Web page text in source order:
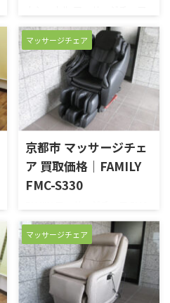
操作も迷いません。 本商品
は、動作確認済みの完動品で
す。リモコンのボタンにも問題
はありません ...
リアルプロGⅡ EP3210を高価買
い取りさせていただきまし
た。新品・中古品 買取のがん
ばり屋は無料出張＆無料査定
で納得の買取価格をご提示！
売却は高額査定の専門店にお
まかせください！ 他店徹底対
抗のため買い取り価格は公表
しておりません。買い取り価
格はフリーダイヤルもしく
は、お問い合わせフォームに
てご確認ください。 高価買取
プロGⅡ EP3210が入庫しまし
た。元オーナー様によると購
入後、すぐに単身赴任となり
使用する機会が ...
マッサージチェア
京都市 マッサージチェ
ア 買取価格｜FAMILY
FMC-S330
S330を高価買い取りさせてい
ただきました。新品・中古品
買取のがんばり屋は無料出張
＆無料査定で納得の買取価格
をご提示！売却は高額査定の
専門店におまかせください！
マッサージチェア